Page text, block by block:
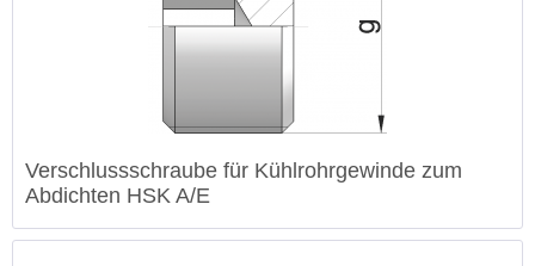
Verschlussschraube für Kühlrohrgewinde zum
Abdichten HSK A/E